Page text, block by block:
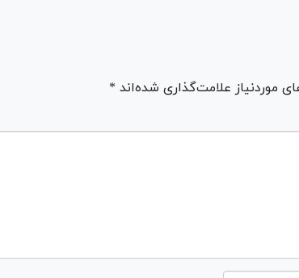
موردنیاز علامت‌گذاری شده‌اند *